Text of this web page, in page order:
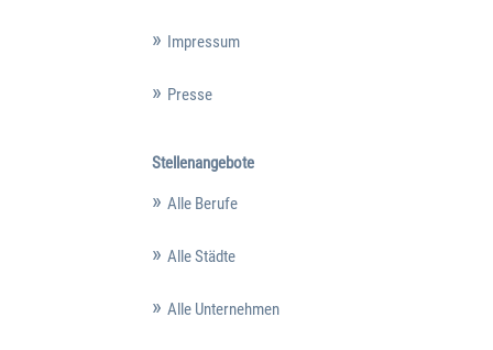
Impressum
Presse
Stellenangebote
Alle Berufe
Alle Städte
Alle Unternehmen